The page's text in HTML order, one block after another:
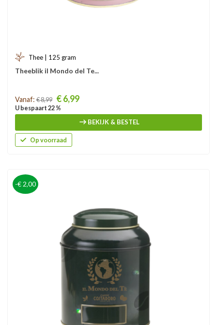
Thee | 125 gram
Theeblik il Mondo del Te...
Prijs
Vanaf: € 8,99 € 6,99
U bespaart 22 %
BEKIJK & BESTEL
Op voorraad
-€ 2,00